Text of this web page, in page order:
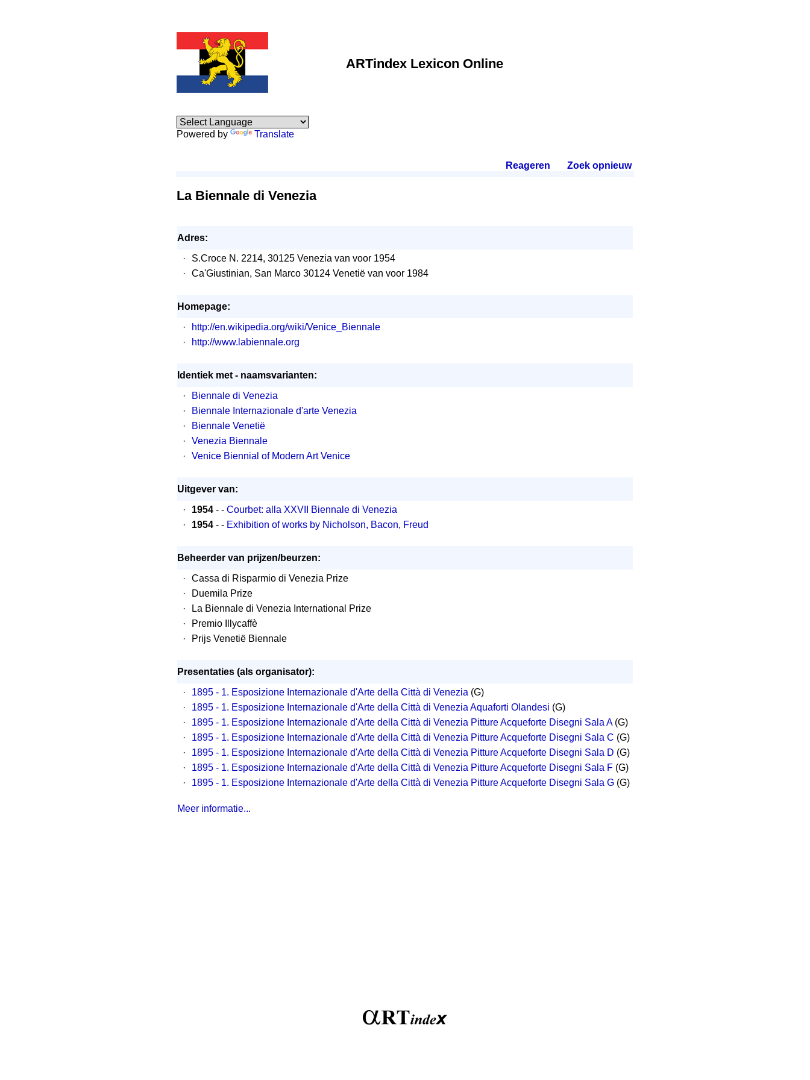
ARTindex Lexicon Online
Powered by Translate
Reageren Zoek opnieuw.
La Biennale di Venezia
Adres:
·
S.Croce N. 2214, 30125 Venezia van voor 1954
·
Ca'Giustinian, San Marco 30124 Venetië van voor 1984
Homepage:
·
http://en.wikipedia.org/wiki/Venice_Biennale
·
http://www.labiennale.org
Identiek met - naamsvarianten:
·
Biennale di Venezia
·
Biennale Internazionale d'arte Venezia
·
Biennale Venetië
·
Venezia Biennale
·
Venice Biennial of Modern Art Venice
Uitgever van:
·
1954 - - Courbet: alla XXVII Biennale di Venezia
·
1954 - - Exhibition of works by Nicholson, Bacon, Freud
Beheerder van prijzen/beurzen:
·
Cassa di Risparmio di Venezia Prize
·
Duemila Prize
·
La Biennale di Venezia International Prize
·
Premio Illycaffè
·
Prijs Venetië Biennale
Presentaties (als organisator):
·
1895 - 1. Esposizione Internazionale d'Arte della Città di Venezia (G)
·
1895 - 1. Esposizione Internazionale d'Arte della Città di Venezia Aquaforti Olandesi (G)
·
1895 - 1. Esposizione Internazionale d'Arte della Città di Venezia Pitture Acqueforte Disegni Sala A(G)
·
1895 - 1. Esposizione Internazionale d'Arte della Città di Venezia Pitture Acqueforte Disegni Sala C (G)
·
1895 - 1. Esposizione Internazionale d'Arte della Città di Venezia Pitture Acqueforte Disegni Sala D (G)
·
1895 - 1. Esposizione Internazionale d'Arte della Città di Venezia Pitture Acqueforte Disegni Sala F (G)
·
1895 - 1. Esposizione Internazionale d'Arte della Città di Venezia Pitture Acqueforte Disegni Sala G (G)
Meer informatie...